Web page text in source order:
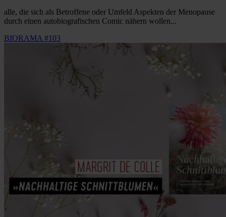
alle, die sich als Betroffene oder Umfeld Aspekten der Menopause
durch einen autobiografischen Comic nähern wollen...
BIORAMA #103